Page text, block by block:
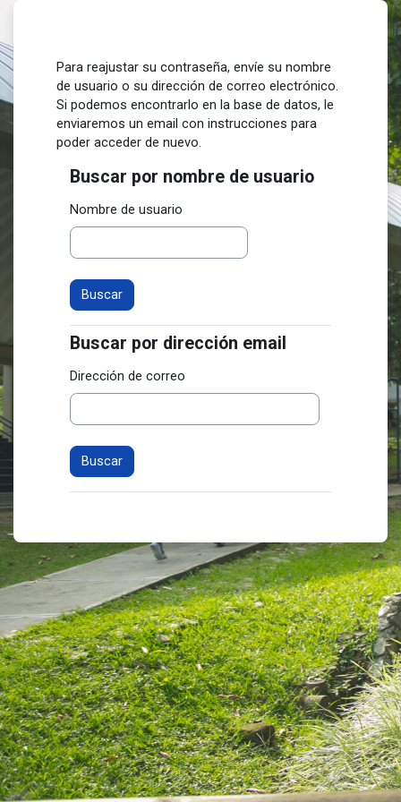
Para reajustar su contraseña, envíe su nombre
de usuario o su dirección de correo electrónico.
Si podemos encontrarlo en la base de datos, le
enviaremos un email con instrucciones para
poder acceder de nuevo.
Buscar por nombre de usuario
Buscar por nombre de usuario
Nombre de usuario
Buscar por dirección email
Buscar por dirección email
Dirección de correo